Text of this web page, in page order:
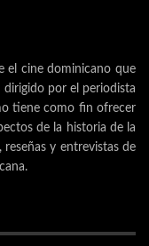
el cine dominicano que
por el periodista
tiene como fin ofrecer
de la historia de la
y entrevistas de